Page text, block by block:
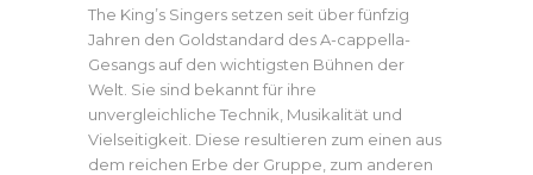
The King’s Singers setzen seit über fünfzig
Jahren den Goldstandard des A-cappella-
Gesangs auf den wichtigsten Bühnen der
Welt. Sie sind bekannt für ihre
unvergleichliche Technik, Musikalität und
Vielseitigkeit. Diese resultieren zum einen aus
dem reichen Erbe der Gruppe, zum anderen